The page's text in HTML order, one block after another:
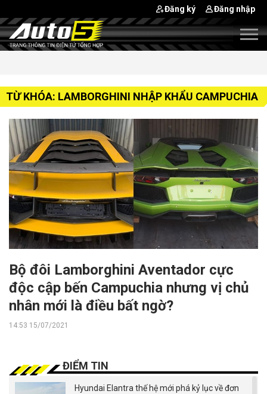
Đăng ký Đăng nhập
TỪ KHÓA: LAMBORGHINI NHẬP KHẨU CAMPUCHIA
Bộ đôi Lamborghini Aventador cực
độc cập bến Campuchia nhưng vị chủ
nhân mới là điều bất ngờ?
14:53 15/07/2021
ĐIỂM TIN
Hyundai Elantra thế hệ mới phá kỷ lục về đơn